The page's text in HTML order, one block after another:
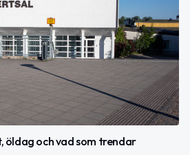
öldag och vad som trendar